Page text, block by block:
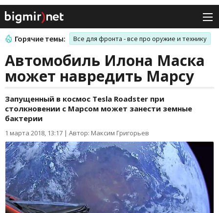
Горячие темы: Все для фронта - все про оружие и технику
Автомобиль Илона Маска
может навредить Марсу
Запущенный в космос Tesla Roadster при
столкновении с Марсом может занести земные
бактерии
1 марта 2018, 13:17 | Автор: Максим Григорьев